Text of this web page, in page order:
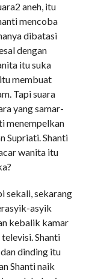
aneh, itu
mencoba
dibatasi
dengan
itu suka
membuat
Tapi suara
yang samar-
menempelkan
Supriati. Shanti
wanita itu
sekali, sekarang
asyik
kebalik kamar
Shanti
dinding itu
Shanti naik